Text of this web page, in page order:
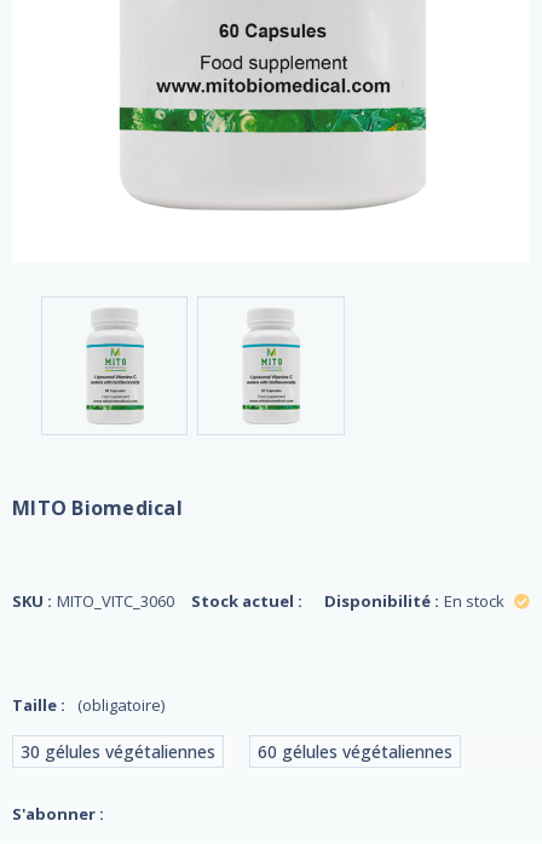
MITO Biomedical
SKU : MITO_VITC_3060 Stock actuel : Disponibilité : En stock
Taille : (obligatoire)
30 gélules végétaliennes 60 gélules végétaliennes
S'abonner :